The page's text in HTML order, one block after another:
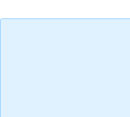
Voeg opmerking toe